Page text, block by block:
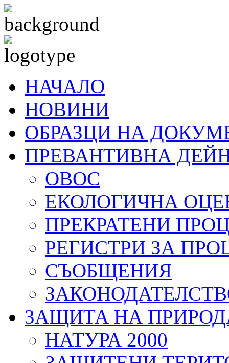
НАЧАЛО
НОВИНИ
ОБРАЗЦИ НА
ПРЕВАНТИВНА
ОВОС
ЕКОЛОГИЧНА
ПРЕКРАТЕНИ
РЕГИСТРИ ЗА
СЪОБЩЕНИЯ
ЗАЩИТА НА
НАТУРА 2000